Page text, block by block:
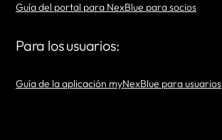
Guía del portal para NexBlue para socios
Para los usuarios:
Guía de la aplicación myNexBlue para usuarios